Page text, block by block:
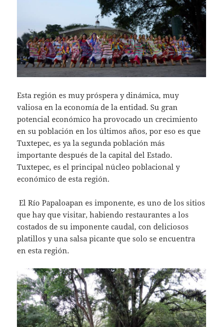
Esta región es muy próspera y dinámica, muy
valiosa en la economía de la entidad. Su gran
potencial económico ha provocado un crecimiento
en su población en los últimos años, por eso es que
Tuxtepec, es ya la segunda población más
importante después de la capital del Estado.
Tuxtepec, es el principal núcleo poblacional y
económico de esta región.
El Río Papaloapan es imponente, es uno de los sitios
que hay que visitar, habiendo restaurantes a los
costados de su imponente caudal, con deliciosos
platillos y una salsa picante que solo se encuentra
en esta región.